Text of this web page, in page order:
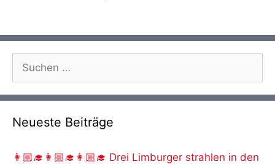
nach:
Neueste Beiträge
👩🏼‍🎓👩🏼‍🎓👩🏼‍🎓 Drei Limburger strahlen in den